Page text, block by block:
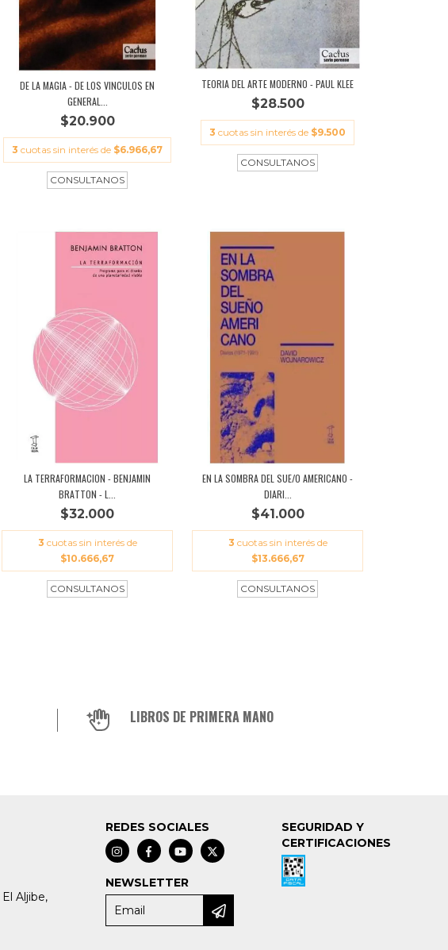
DE LA MAGIA - DE LOS VINCULOS EN
GENERAL...
$20.900
3 cuotas sin interés de $6.966,67
TEORIA DEL ARTE MODERNO - PAUL KLEE
$28.500
3 cuotas sin interés de $9.500
LA TERRAFORMACION - BENJAMIN
BRATTON - L...
$32.000
3 cuotas sin interés de
$10.666,67
EN LA SOMBRA DEL SUE/O AMERICANO -
DIARI...
$41.000
3 cuotas sin interés de
$13.666,67
LIBROS DE PRIMERA MANO
Aljibe,
REDES SOCIALES
NEWSLETTER
SEGURIDAD Y
CERTIFICACIONES